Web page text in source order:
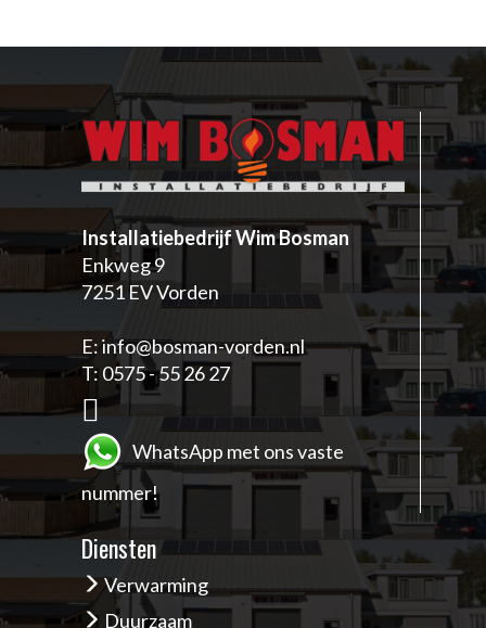
Installatiebedrijf Wim Bosman
Enkweg 9
7251 EV Vorden
E:info@bosman-vorden.nl
T: 0575 - 55 26 27
WhatsApp met ons vaste
nummer!
Diensten
Verwarming
Duurzaam